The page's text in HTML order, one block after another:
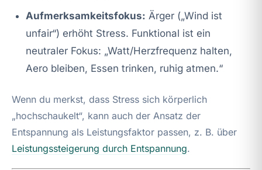
Aufmerksamkeitsfokus: Ärger („Wind ist
unfair“) erhöht Stress. Funktional ist ein
neutraler Fokus: „Watt/Herzfrequenz halten,
Aero bleiben, Essen trinken, ruhig atmen.“
Wenn du merkst, dass Stress sich körperlich
„hochschaukelt“, kann auch der Ansatz der
Entspannung als Leistungsfaktor passen, z. B. über
Leistungssteigerung durch Entspannung.